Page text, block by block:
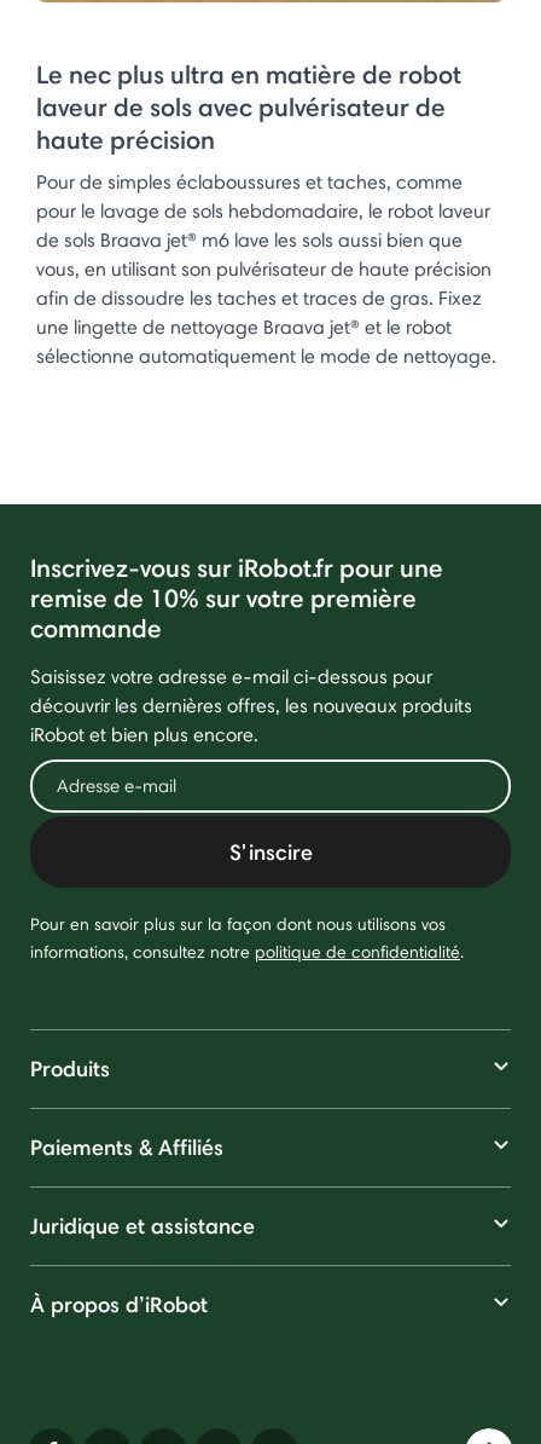
Le nec plus ultra en matière de robot
laveur de sols avec pulvérisateur de
haute précision
Pour de simples éclaboussures et taches, comme
pour le lavage de sols hebdomadaire, le robot laveur
de sols Braava jet® m6 lave les sols aussi bien que
vous, en utilisant son pulvérisateur de haute précision
afin de dissoudre les taches et traces de gras. Fixez
une lingette de nettoyage Braava jet® et le robot
sélectionne automatiquement le mode de nettoyage.
Inscrivez-vous sur iRobot.fr pour une
remise de 10% sur votre première
commande
Saisissez votre adresse e-mail ci-dessous pour
découvrir les dernières offres, les nouveaux produits
iRobot et bien plus encore.
S'inscire
Pour en savoir plus sur la façon dont nous utilisons vos
informations, consultez notre politique de confidentialité.
Produits
Paiements & Affiliés
Juridique et assistance
À propos d’iRobot